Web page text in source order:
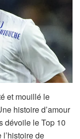
et mouillé le
histoire d’amour
dévoile le Top 10
de